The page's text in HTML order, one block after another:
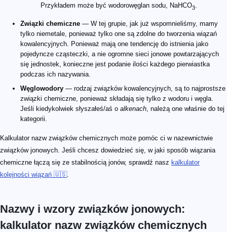
Przykładem może być wodorowęglan sodu, NaHCO3
Związki chemiczne — W tej grupie, jak już wspomnieliśmy, mamy
tylko niemetale, ponieważ tylko one są zdolne do tworzenia wiązań
kowalencyjnych. Ponieważ mają one tendencję do istnienia jako
pojedyncze cząsteczki, a nie ogromne sieci jonowe powtarzających
się jednostek, konieczne jest podanie ilości każdego pierwiastka
podczas ich nazywania.
Węglowodory — rodzaj związków kowalencyjnych, są to najprostsze
związki chemiczne, ponieważ składają się tylko z wodoru i węgla.
Jeśli kiedykolwiek słyszałeś/aś o alkenach , należą one właśnie do tej
kategorii.
Kalkulator nazw związków chemicznych może pomóc ci w nazewnictwie
związków jonowych. Jeśli chcesz dowiedzieć się, w jaki sposób wiązania
chemiczne łączą się ze stabilnością jonów, sprawdź nasz kalkulator
kolejności wiązań 🇺🇸.
Nazwy i wzory związków jonowych:
kalkulator nazw związków chemicznych